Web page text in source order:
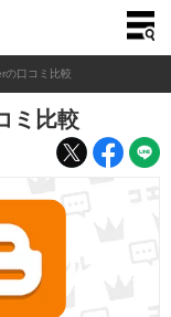
の口コミ比較
ミ比較